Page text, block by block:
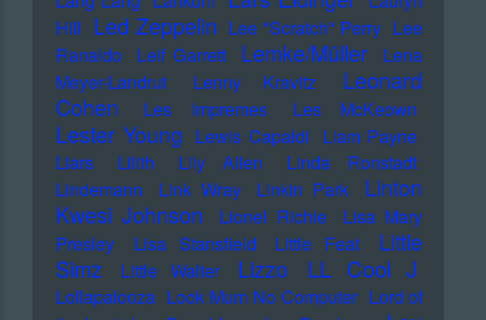
Hill Led Zeppelin Lee "Scratch" Perry Lee
Ranaldo
Leif Garrett Lemke/Müller
Lena
Meyer-Landrut
Lenny Kravitz
Leonard
Cohen
Les Impremes Les McKeown
Lester Young Lewis Capaldi Liam Payne
Liars
Lilith Lily Allen
Linda Ronstadt
Lindemann
Link Wray Linkin Park
Linton
Kwesi Johnson
Lionel Richie
Lisa Mary
Presley
Lisa Stansfield Little Feat
Little
Simz
Little Walter Lizzo LL Cool J
Lollapalooza Look Mum No Computer Lord of